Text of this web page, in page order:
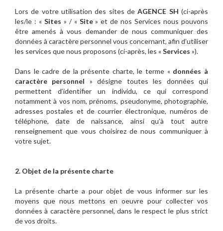
Lors de votre utilisation des sites deAGENCE SH (ci-après
les/le : « Sites » / « Site» et de nos Services nous pouvons
être amenés à vous demander de nous communiquer des
données à caractère personnel vous concernant, afin d’utiliser
les services que nous proposons (ci-après, les «Services »).
Dans le cadre de la présente charte, le terme « données à
caractère personnel » désigne toutes les données qui
permettent d’identifier un individu, ce qui correspond
notamment à vos nom, prénoms, pseudonyme, photographie,
adresses postales et de courrier électronique, numéros de
téléphone, date de naissance, ainsi qu’à tout autre
renseignement que vous choisirez de nous communiquer à
votre sujet.
2. Objet de la présente charte
La présente charte a pour objet de vous informer sur les
moyens que nous mettons en oeuvre pour collecter vos
données à caractère personnel, dans le respect le plus strict
de vos droits.